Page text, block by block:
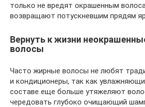
только не вредят окрашенным
возвращают потускневшим прядям
Вернуть к жизни
волосы
Часто жирные волосы не любят
и кондиционеры, так как
составе еще больше утяжеляют
чередовать глубоко очищающий